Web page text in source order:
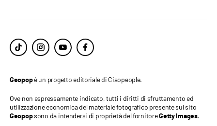
Geopopè un progetto editoriale di Ciaopeople.
Ove non espressamente indicato, tutti i diritti di sfruttamento ed
utilizzazione economica del materiale fotografico presente sul sito
Geopopsono da intendersi di proprietà del fornitoreGetty Images.